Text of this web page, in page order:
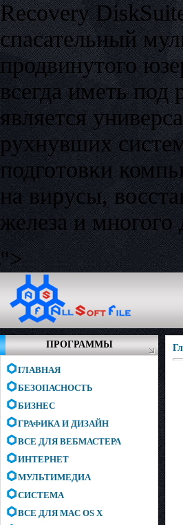
Recovery
спасательный
продвинутого
всегда иметь
является
рухнувших
подготовки
на вирусы,
железа и многого
">
ПРОГРАММЫ
ГЛАВНАЯ
БЕЗОПАСНОСТЬ
БИЗНЕС
ГРАФИКА И ДИЗАЙН
ВСЕ ДЛЯ ВЕБМАСТЕРА
ИНТЕРНЕТ
МУЛЬТИМЕДИА
СИСТЕМА
ВСЕ ДЛЯ MAC OS X